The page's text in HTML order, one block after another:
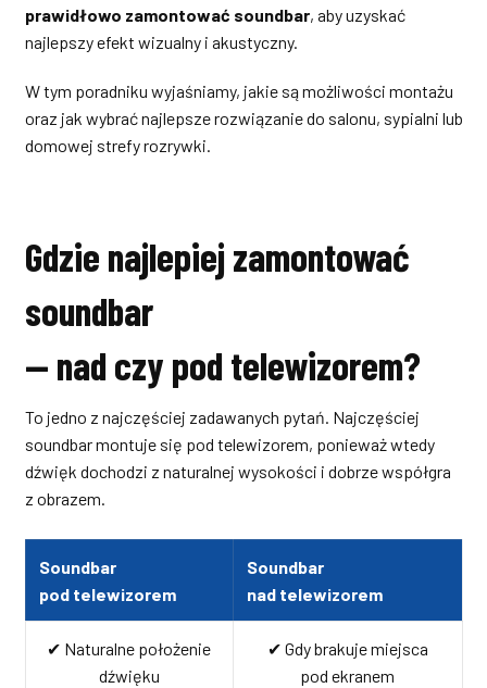
prawidłowo zamontować soundbar, aby uzyskać
najlepszy efekt wizualny i akustyczny.
W tym poradniku wyjaśniamy, jakie są możliwości montażu
oraz jak wybrać najlepsze rozwiązanie do salonu, sypialni lub
domowej strefy rozrywki.
Gdzie najlepiej zamontować
soundbar
— nad czy pod telewizorem?
To jedno z najczęściej zadawanych pytań. Najczęściej
soundbar montuje się pod telewizorem, ponieważ wtedy
dźwięk dochodzi z naturalnej wysokości i dobrze współgra
z obrazem.
Soundbar
pod telewizorem
Soundbar
nad telewizorem
✔ Naturalne położenie
dźwięku
✔ Gdy brakuje miejsca
pod ekranem